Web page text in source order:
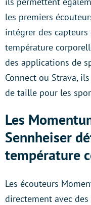
les premiers
intégrer des
température
des applications de
Connect ou Strava,
de taille pour les
Les
Sennheiser
température
Les écouteurs
directement avec